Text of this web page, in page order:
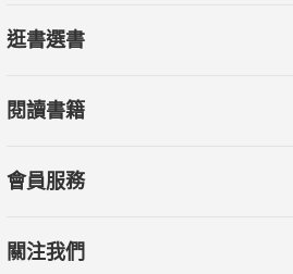
逛書選書
閱讀書籍
會員服務
關注我們